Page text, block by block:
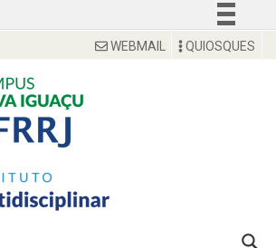
Simplifique!QUIOSQUES
WEBMAIL